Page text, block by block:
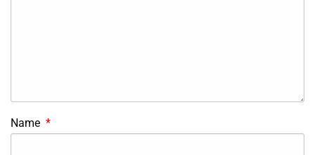
Name *